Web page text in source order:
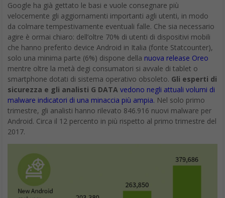
Google ha già gettato le basi e vuole consegnare più
velocemente gli aggiornamenti importanti agli utenti, in modo
da colmare tempestivamente eventuali falle. Che sia necessario
agire è ormai chiaro: dell’oltre 70% di utenti di dispositivi mobili
che hanno preferito device Android in Italia (fonte Statcounter),
solo una minima parte (6%) dispone della nuova release Oreo
mentre oltre la metà degi consumatori si avvale di tablet o
smartphone dotati di sistema operativo obsoleto. Gli esperti di
sicurezza e gli analisti G DATA vedono negli attuali volumi di
malware indicatori di una minaccia più ampia. Nel solo primo
trimestre, gli analisti hanno rilevato 846.916 nuovi malware per
Android. Circa il 12 percento in più rispetto al primo trimestre del
2017.